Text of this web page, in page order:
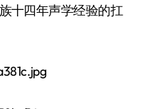
十四年声学经验的扛